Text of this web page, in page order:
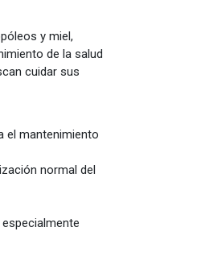
y miel,
de la salud
cuidar sus
el mantenimiento
normal del